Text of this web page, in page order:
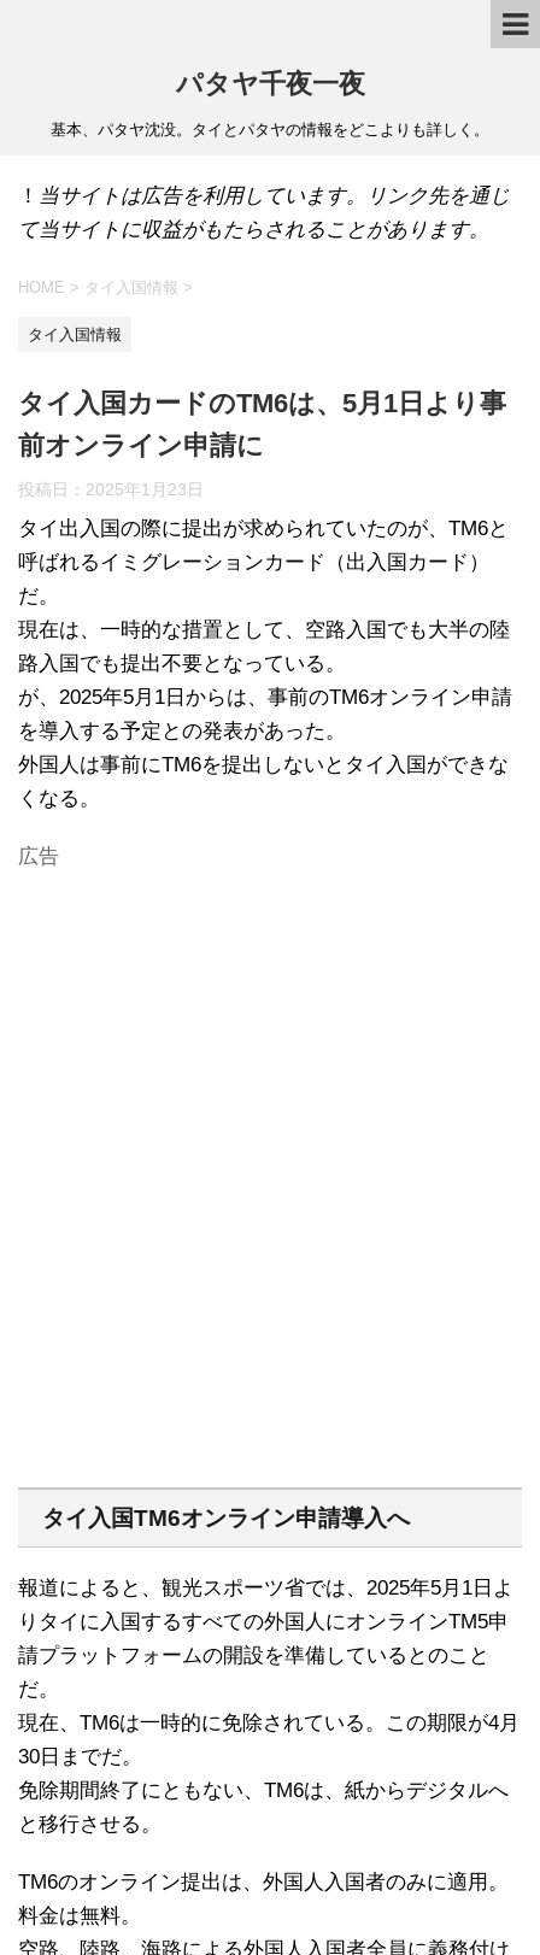
パタヤ千夜一夜
基本、パタヤ沈没。タイとパタヤの情報をどこよりも詳しく。
！ 当サイトは広告を利用しています。リンク先を通じ
て当サイトに収益がもたらされることがあります。
HOME > タイ入国情報 >
タイ入国情報
タイ入国カードのTM6は、5月1日より事
前オンライン申請に
投稿日： 2025年1月23日
タイ出入国の際に提出が求められていたのが、TM6と
呼ばれるイミグレーションカード（出入国カード）
だ。
現在は、一時的な措置として、空路入国でも大半の陸
路入国でも提出不要となっている。
が、2025年5月1日からは、事前のTM6オンライン申請
を導入する予定との発表があった。
外国人は事前にTM6を提出しないとタイ入国ができな
くなる。
広告
タイ入国TM6オンライン申請導入へ
報道によると、観光スポーツ省では、2025年5月1日よ
りタイに入国するすべての外国人にオンラインTM5申
請プラットフォームの開設を準備しているとのこと
だ。
現在、TM6は一時的に免除されている。この期限が4月
30日までだ。
免除期間終了にともない、TM6は、紙からデジタルへ
と移行させる。
TM6のオンライン提出は、外国人入国者のみに適用。
料金は無料。
空路、陸路、海路による外国人入国者全員に義務付け